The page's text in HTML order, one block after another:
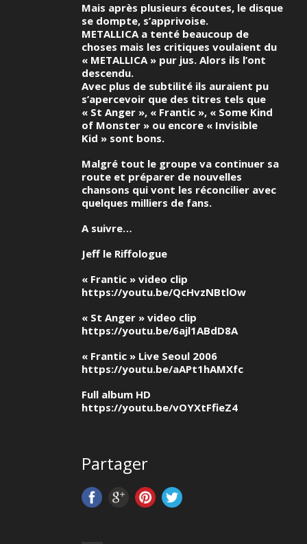
Mais après plusieurs écoutes, le disque
se dompte, s’apprivoise.
METALLICA a tenté beaucoup de
choses mais les critiques voulaient du
« METALLICA » pur jus. Alors ils l’ont
descendu.
Avec plus de subtilité ils auraient pu
s’apercevoir que des titres tels que
« St Anger », « Frantic », « Some Kind
of Monster » ou encore « Invisible
Kid » sont bons.
Malgré tout le groupe va continuer sa
route et préparer de nouvelles
chansons qui vont les réconcilier avec
quelques milliers de fans.
A suivre…
Jeff le Riffologue
« Frantic » video clip
https://youtu.be/QcHvzNBtlOw
« St Anger » video clip
https://youtu.be/6ajl1ABdD8A
« Frantic » Live Seoul 2006
https://youtu.be/aAPt1hAMXfc
Full album HD
https://youtu.be/vOYXtFfieZ4
Partager